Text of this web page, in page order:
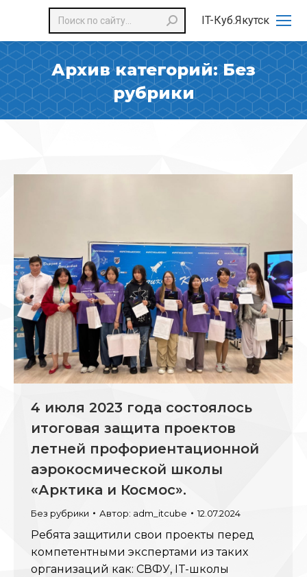
IT-Куб.Якутск
Поиск:
Архив категорий:Без
рубрики
4 июля 2023 года состоялось
итоговая защита проектов
летней профориентационной
аэрокосмической школы
«Арктика и Космос».
Без рубрики Автор: adm_itcube 12.07.2024
Ребята защитили свои проекты перед
компетентными экспертами из таких
организаций как: СВФУ, IT-школы